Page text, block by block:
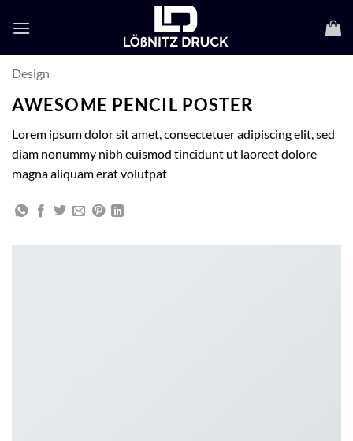
Inhalt
Design
AWESOME PENCIL POSTER
Lorem ipsum dolor sit amet, consectetuer adipiscing elit, sed
diam nonummy nibh euismod tincidunt ut laoreet dolore
magna aliquam erat volutpat